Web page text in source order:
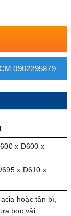
0902295879
x D600 x
x D610 x
hoặc tần bì,
bọc vải.